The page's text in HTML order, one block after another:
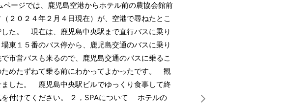
ージでは、鹿児島空港からホテル前の農協会館前
２０２４年２月４日現在）が、空港で尋ねたとこ
た。 現在は、鹿児島中央駅まで直行バスに乗り
東１５番のバス停から、鹿児島交通のバスに乗り
市営バスも来るので、鹿児島交通のバスに乗るこ
めたずねて乗る前にわかってよかったです。 観
した。 鹿児島中央駅ビルでゆっくり食事して終
付けてください。 ２，SPAについて ホテルの